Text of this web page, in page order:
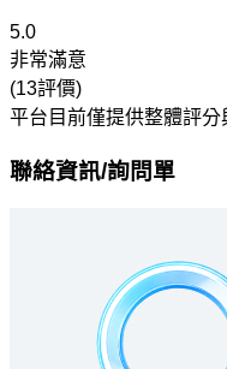
5.0
非常滿意
(13評價)
平台目前僅提供整體評分
聯絡資訊/詢問單